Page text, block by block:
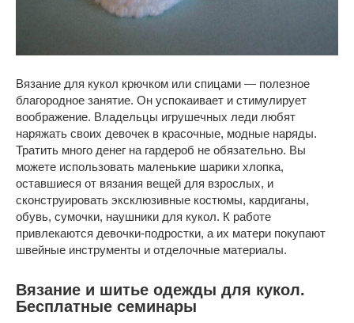
Вязание для кукол крючком или спицами — полезное
благородное занятие. Он успокаивает и стимулирует
воображение. Владельцы игрушечных леди любят
наряжать своих девочек в красочные, модные наряды.
Тратить много денег на гардероб не обязательно. Вы
можете использовать маленькие шарики хлопка,
оставшиеся от вязания вещей для взрослых, и
сконструировать эксклюзивные костюмы, кардиганы,
обувь, сумочки, наушники для кукол. К работе
привлекаются девочки-подростки, а их матери покупают
швейные инструменты и отделочные материалы.
Вязание и шитье одежды для кукол.
Бесплатные семинары